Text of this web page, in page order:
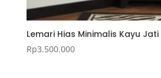
Lemari Hias Minimalis Kayu
Rp3.500.000